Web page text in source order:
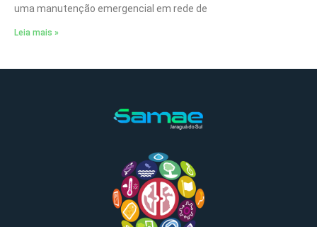
uma manutenção emergencial em rede de
Leia mais »